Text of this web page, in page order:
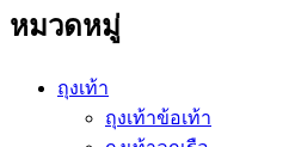
หมวดหมู่
ถุงเท้า
ถุงเท้าข้อเท้า